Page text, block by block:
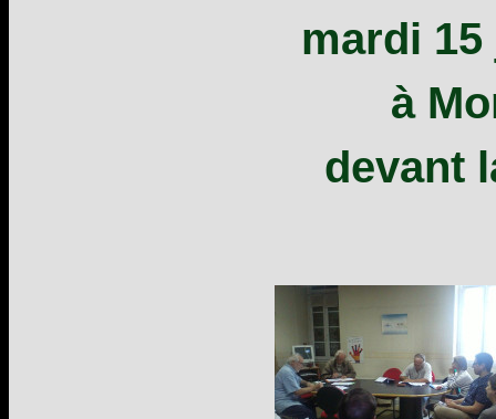
mardi
à
devant